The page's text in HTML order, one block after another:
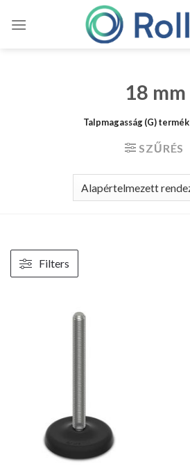
18 mm
Talpmagasság (G) termék
SZŰRÉS
Filters